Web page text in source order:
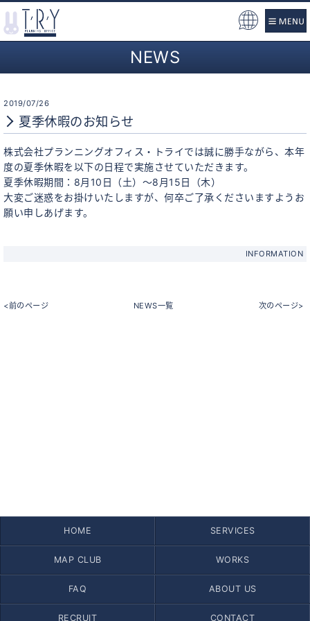
NEWS
2019/07/26
夏季休暇のお知らせ
株式会社プランニングオフィス・トライでは誠に勝手ながら、本年
度の夏季休暇を以下の日程で実施させていただきます。
夏季休暇期間：8月10日（土）～8月15日（木）
大変ご迷惑をお掛けいたしますが、何卒ご了承くださいますようお
願い申しあげます。
INFORMATION
<前のページ NEWS一覧 次のページ>
HOME SERVICES
MAP CLUB WORKS
FAQ ABOUT US
RECRUIT CONTACT